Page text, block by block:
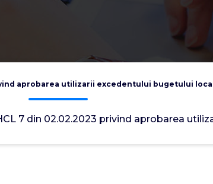
aprobarea utilizarii excedentului bugetului local
7 din 02.02.2023 privind aprobarea